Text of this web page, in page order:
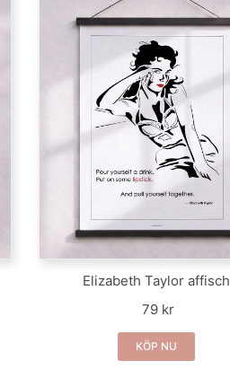
Elizabeth Taylor affisch
79 kr
KÖP NU